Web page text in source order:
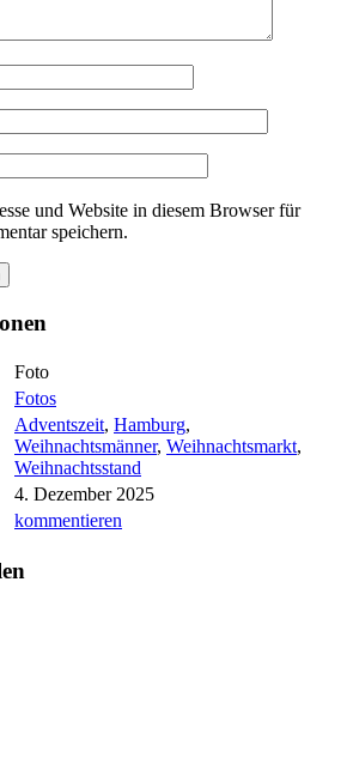
und Website in diesem Browser für
speichern.
Foto
Fotos
Adventszeit, Hamburg,
Weihnachtsmänner, Weihnachtsmarkt,
Weihnachtsstand
4. Dezember 2025
kommentieren